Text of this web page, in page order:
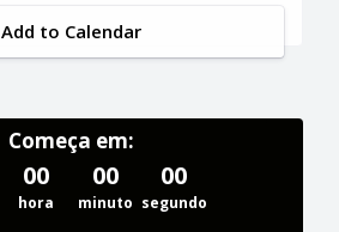
Add to Calendar
Começa em:
00
hora
00
minuto
00
segundo